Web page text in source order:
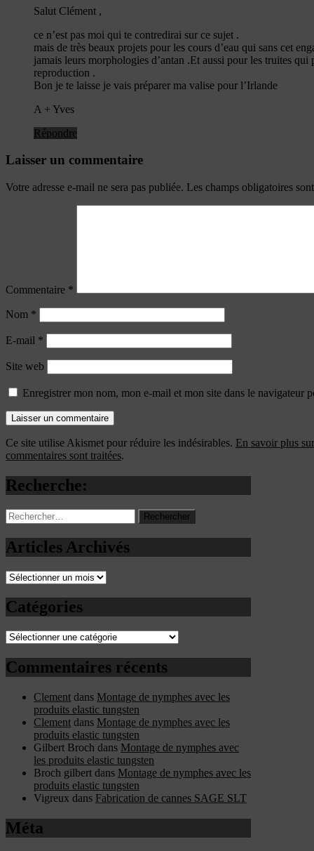
Salut Clément ,
ce n’est pas moi qui te contredirai sur ce sujet .
mais de très beaux projets pour les cours d’eau qui sans cet
jamais leurs morphologies d’antan .Et aussi pour les truites
reproduction .
Bon je te laisse je vais préparer ma valise pour l’Irlande
A + Yves
Répondre
Laisser un commentaire
Votre adresse e-mail ne sera pas publiée. Les champs obligatoires
Commentaire *
Nom *
E-mail *
Site web
Enregistrer mon nom, mon e-mail et mon site dans le navigateur
Ce site utilise Akismet pour réduire les indésirables. En savoir plus
commentaires sont traitées.
Recherche:
Rechercher :
Articles Archivés
Articles
Catégories
Catégories
Commentaires récents
Clement dans Montage de nymphes avec les
produits elastic tungsten
Clement dans Montage de nymphes avec les
produits elastic tungsten
Gilbert Broch dans Montage de nymphes avec
les produits elastic tungsten
Broch gilbert dans Montage de nymphes avec les
produits elastic tungsten
Vigreux dans Fabrication de cannes SAGE SLT
Méta